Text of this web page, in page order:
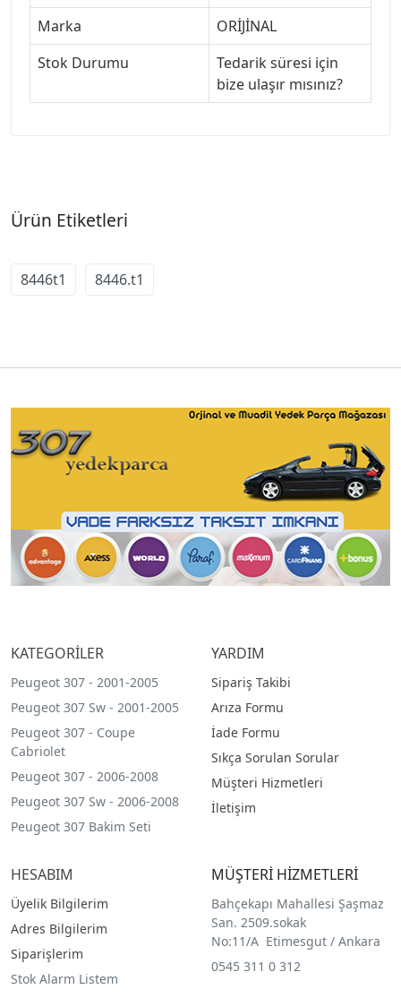
Marka
ORİJİNAL
Stok Durumu
Tedarik süresi için
bize ulaşır mısınız?
Ürün Etiketleri
8446t1 8446.t1
KATEGORİLER
Peugeot 307 - 2001-2005
Peugeot 307 Sw - 2001-2005
Peugeot 307 - Coupe
Cabriolet
Peugeot 307 - 2006-2008
Peugeot 307 Sw - 2006-2008
Peugeot 307 Bakim Seti
YARDIM
Sipariş Takibi
Arıza Formu
İade Formu
Sıkça Sorulan Sorular
Müşteri Hizmetleri
İletişim
HESABIM
Üyelik Bilgilerim
Adres Bilgilerim
Siparişlerim
Stok Alarm Listem
MÜŞTERİ HİZMETLERİ
Bahçekapı Mahallesi Şaşmaz
San. 2509.sokak
No:11/A Etimesgut / Ankara
0545 311 0 312